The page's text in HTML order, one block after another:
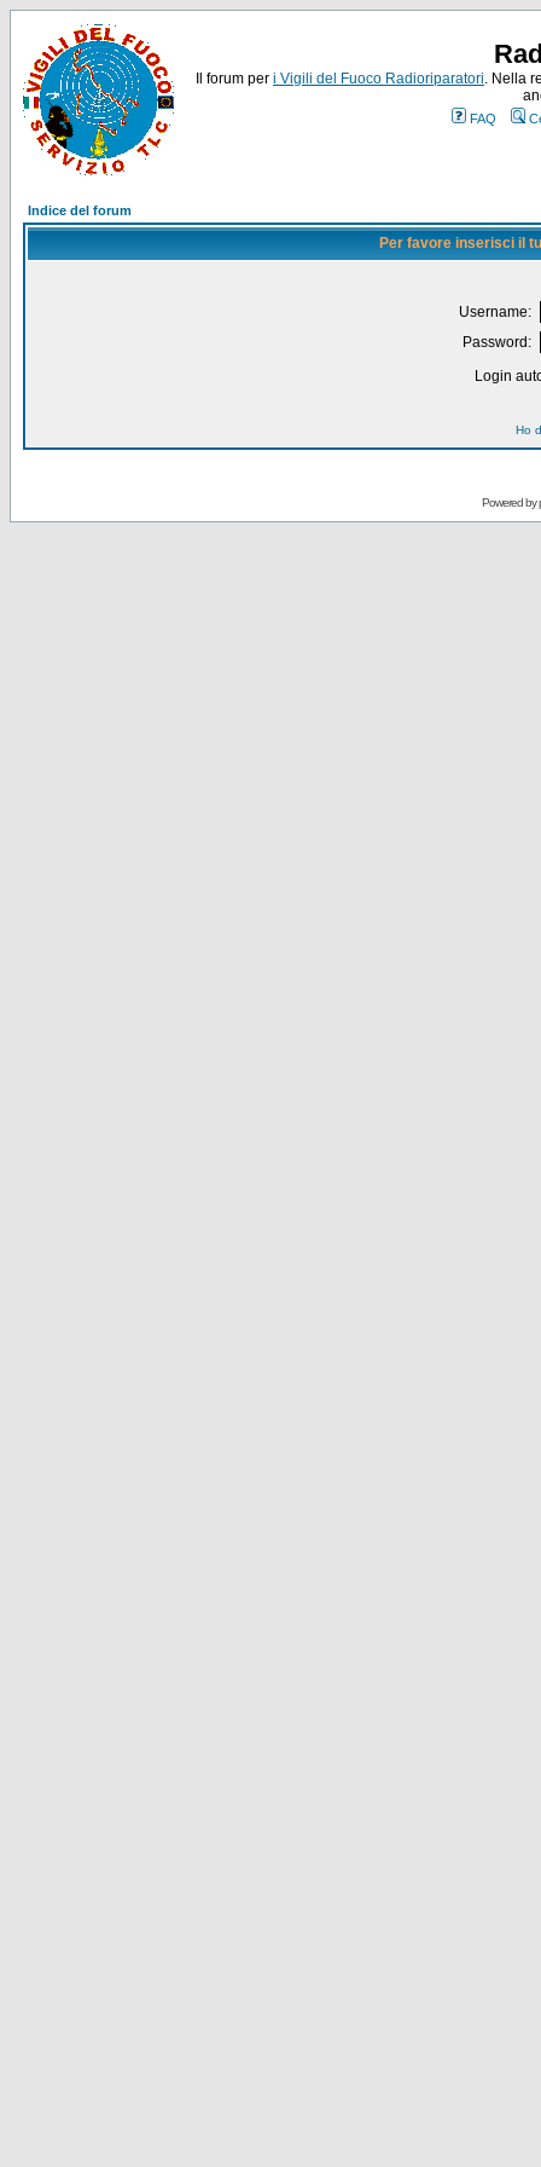
Il forum per i Vigili del Fuoco Radioriparatori. Nella
FAQ
Indice del forum
Per favore inserisci il
Username:
Password:
Login
Ho
Powered by